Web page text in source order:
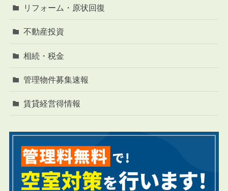
リフォーム・原状回復
不動産投資
相続・税金
管理物件募集速報
賃貸経営得情報